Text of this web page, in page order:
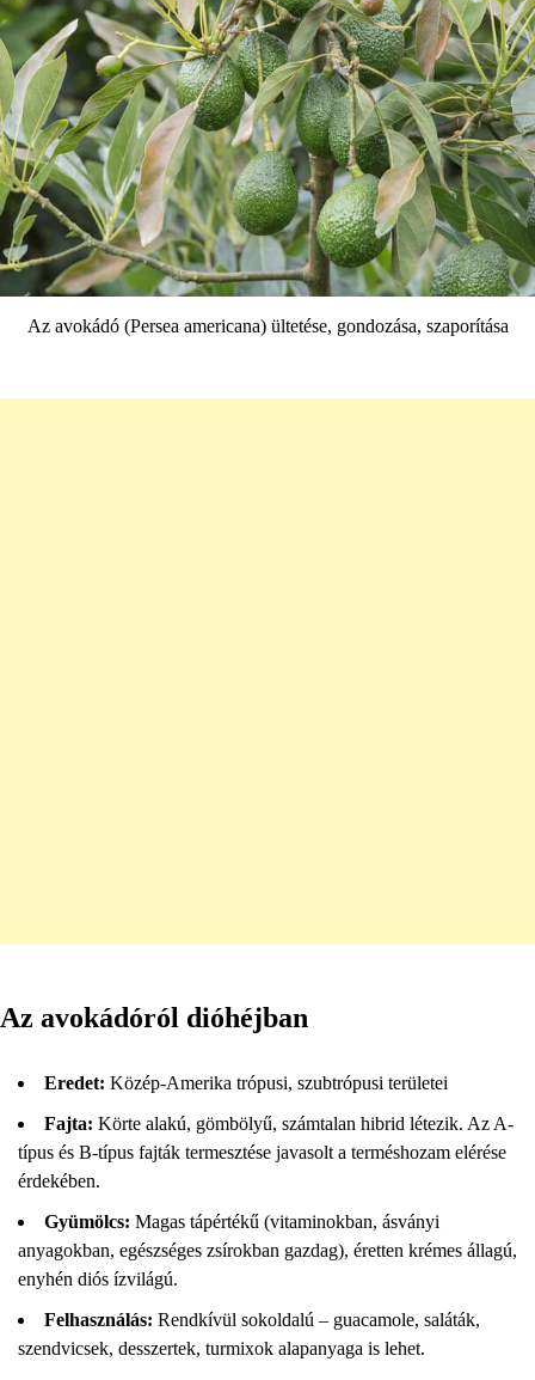
Az avokádó (Persea americana) ültetése, gondozása, szaporítása
Az avokádóról dióhéjban
Eredet: Közép-Amerika trópusi, szubtrópusi területei
Fajta: Körte alakú, gömbölyű, számtalan hibrid létezik. Az A-
típus és B-típus fajták termesztése javasolt a terméshozam elérése
érdekében.
Gyümölcs: Magas tápértékű (vitaminokban, ásványi
anyagokban, egészséges zsírokban gazdag), éretten krémes állagú,
enyhén diós ízvilágú.
Felhasználás: Rendkívül sokoldalú – guacamole, saláták,
szendvicsek, desszertek, turmixok alapanyaga is lehet.